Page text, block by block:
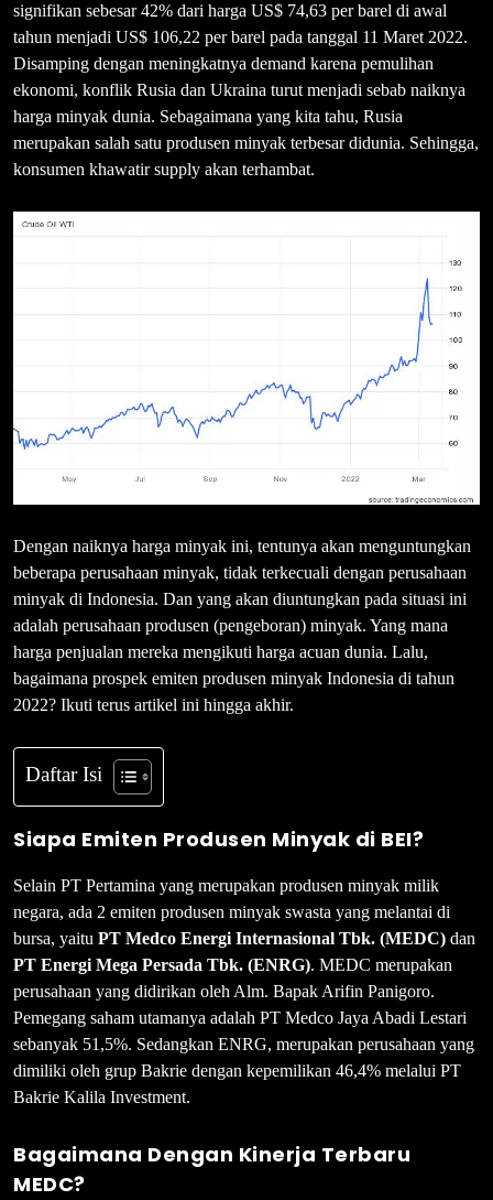
signifikan sebesar 42% dari harga US$ 74,63 per barel di awal
tahun menjadi US$ 106,22 per barel pada tanggal 11 Maret 2022.
Disamping dengan meningkatnya demand karena pemulihan
ekonomi, konflik Rusia dan Ukraina turut menjadi sebab naiknya
harga minyak dunia. Sebagaimana yang kita tahu, Rusia
merupakan salah satu produsen minyak terbesar didunia. Sehingga,
konsumen khawatir supply akan terhambat.
Dengan naiknya harga minyak ini, tentunya akan menguntungkan
beberapa perusahaan minyak, tidak terkecuali dengan perusahaan
minyak di Indonesia. Dan yang akan diuntungkan pada situasi ini
adalah perusahaan produsen (pengeboran) minyak. Yang mana
harga penjualan mereka mengikuti harga acuan dunia. Lalu,
bagaimana prospek emiten produsen minyak Indonesia di tahun
2022? Ikuti terus artikel ini hingga akhir.
Daftar Isi
Siapa Emiten Produsen Minyak di BEI?
Selain PT Pertamina yang merupakan produsen minyak milik
negara, ada 2 emiten produsen minyak swasta yang melantai di
bursa, yaitu PT Medco Energi Internasional Tbk. (MEDC) dan
PT Energi Mega Persada Tbk. (ENRG). MEDC merupakan
perusahaan yang didirikan oleh Alm. Bapak Arifin Panigoro.
Pemegang saham utamanya adalah PT Medco Jaya Abadi Lestari
sebanyak 51,5%. Sedangkan ENRG, merupakan perusahaan yang
dimiliki oleh grup Bakrie dengan kepemilikan 46,4% melalui PT
Bakrie Kalila Investment.
Bagaimana Dengan Kinerja Terbaru
MEDC?